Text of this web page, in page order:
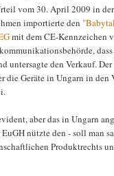
vom 30. April 2009 in der
importierte den
mit dem CE-Kennzeichen
untersagte den Verkauf.
Geräte in Ungarn in den
aber das in Ungarn
nützte den - soll man
Produktrechts